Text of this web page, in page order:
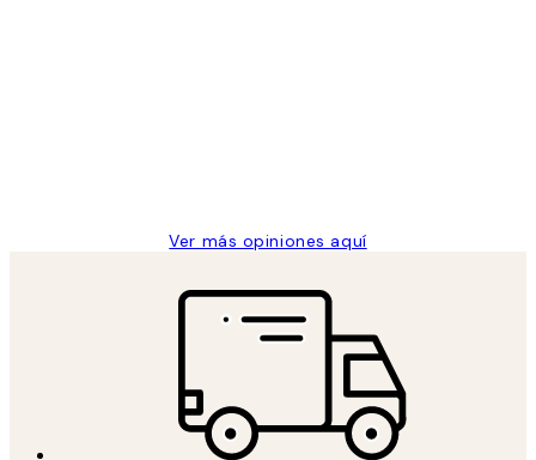
Ver más opiniones aquí